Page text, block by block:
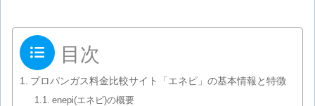
目次
プロパンガス料金比較サイト「エネピ」の基本情報と特徴
enepi(エネピ)の概要